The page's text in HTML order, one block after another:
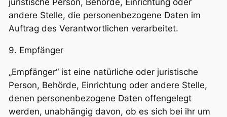
juristische Person, Behörde, Einrichtung oder
andere Stelle, die personenbezogene Daten im
Auftrag des Verantwortlichen verarbeitet.
9. Empfänger
„Empfänger“ ist eine natürliche oder juristische
Person, Behörde, Einrichtung oder andere Stelle,
denen personenbezogene Daten offengelegt
werden, unabhängig davon, ob es sich bei ihr um